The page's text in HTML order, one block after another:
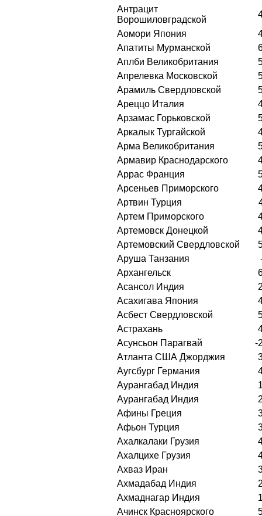
Антрацит
Ворошиловградской
Аомори Япония
Апатиты Мурманской
Аплби Великобритания
Апрелевка Московской
Арамиль Свердловской
Ареццо Италия
Арзамас Горьковской
Аркалык Тургайской
Арма Великобритания
Армавир Краснодарского
Аррас Франция
Арсеньев Приморского
Артвин Турция
Артем Приморского
Артемовск Донецкой
Артемовский Свердловской
Аруша Танзания
Архангельск
Асансол Индия
Асахигава Япония
Асбест Свердловской
Астрахань
Асунсьон Парагвай
-
Атланта США Джорджия
Аугсбург Германия
Аурангабад Индия
Аурангабад Индия
Афины Греция
Афьон Турция
Ахалкалаки Грузия
Ахалцихе Грузия
Ахваз Иран
Ахмадабад Индия
Ахмаднагар Индия
Ачинск Красноярского